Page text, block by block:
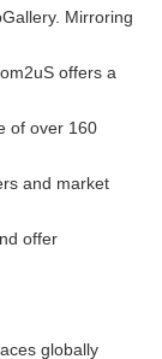
Mirroring
offers a
of over 160
and market
offer
globally